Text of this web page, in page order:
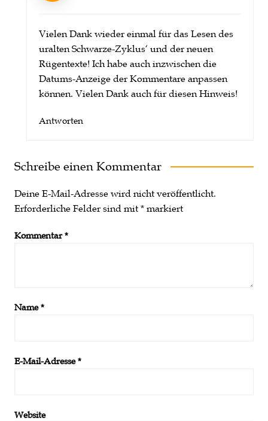
Vielen Dank wieder einmal für das Lesen des
uralten Schwarze-Zyklus‘ und der neuen
Rügentexte! Ich habe auch inzwischen die
Datums-Anzeige der Kommentare anpassen
können. Vielen Dank auch für diesen Hinweis!
Antworten
Schreibe einen Kommentar
Deine E-Mail-Adresse wird nicht veröffentlicht.
Erforderliche Felder sind mit *markiert
Kommentar*
Name*
E-Mail-Adresse*
Website